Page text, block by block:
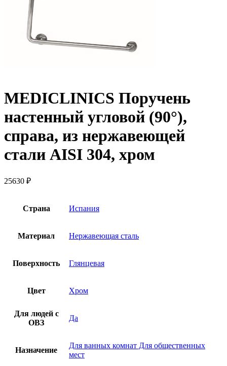
MEDICLINICS Поручень
настенный угловой (90°),
справа, из нержавеющей
стали AISI 304, хром
25630 ₽
Страна Испания
Материал Нержавеющая сталь
Поверхность Глянцевая
Цвет Хром
Для людей с
ОВЗ
Да
Назначение
Для ванных комнат Для общественных
мест